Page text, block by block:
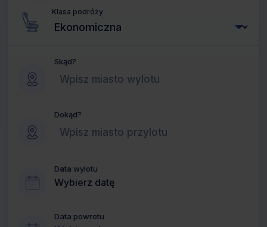
Klasa podróży
Skąd?
Dokąd?
Data wylotu
Wybierz datę
Data powrotu